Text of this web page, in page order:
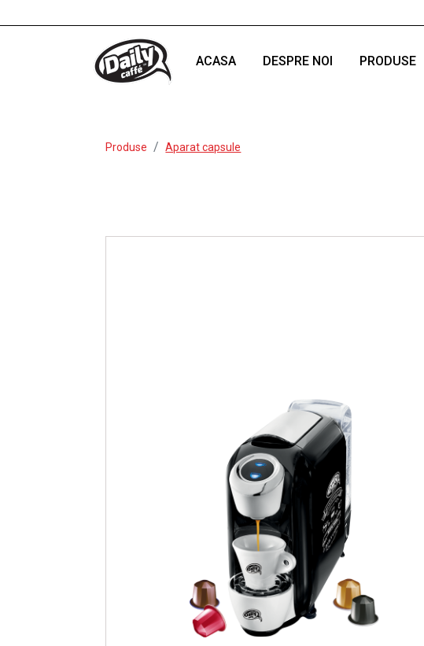
ACASA DESPRE NOI PRODUSE
Produse Aparat capsule